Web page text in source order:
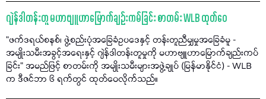
ဂျဲန်ဒါတန်းတူ မဟာဗျူဟာမြောက်ချဉ်းကမ်ခြင်း စာတမ်း WLB ထုတ်ဝေ
“ဖက်ဒရယ်စနစ်၊ ဖွဲ့စည်းပုံအခြေခံဥပဒေနှင့် တန်းတူညီမျှမှုအခြေခံမူ -
အမျိုးသမီးအခွင့်အရေးနှင့် ဂျဲန်ဒါတန်းတူမှုကို မဟာဗျူဟာမြောက်ချည်းကပ်
ခြင်း” အမည်ဖြင့် စာတမ်းကို အမျိုးသမီးများအဖွဲ့ချုပ် (မြန်မာနိုင်ငံ) - WLB
က ဒီဇင်ဘာ ၆ ရက်တွင် ထုတ်ဝေလိုက်သည်။